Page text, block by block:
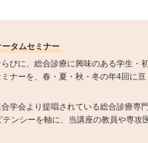
タムセミナー
びに、総合診療に興味のある学生・初
ナーを、春・夏・秋・冬の年4回に亘
学会より提唱されている総合診療専門
ンシーを軸に、当講座の教員や専攻